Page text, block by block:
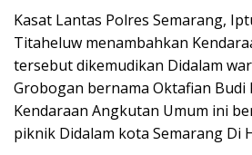
Kasat Lantas Polres Semarang,
Titaheluw menambahkan
tersebut dikemudikan Didalam
Grobogan bernama Oktafian Budi
Kendaraan Angkutan Umum ini
piknik Didalam kota Semarang Di